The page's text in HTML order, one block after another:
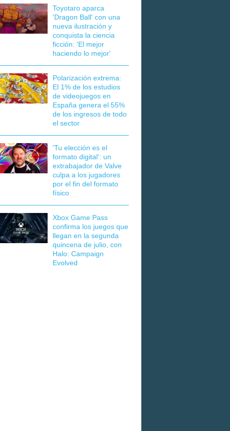
Toyotaro aparca
'Dragon Ball' con una
nueva ilustración y
conquista la ciencia
ficción: 'El mejor
haciendo lo mejor'
Polarización extrema:
El 1% de los estudios
de videojuegos en
España genera el 55%
de los ingresos de todo
el sector
'Tu elección es el
formato digital': un
extrabajador de Valve
culpa a los jugadores
por el fin del formato
físico
Xbox Game Pass
confirma los juegos que
llegan en la segunda
quincena de julio, con
Halo: Campaign
Evolved